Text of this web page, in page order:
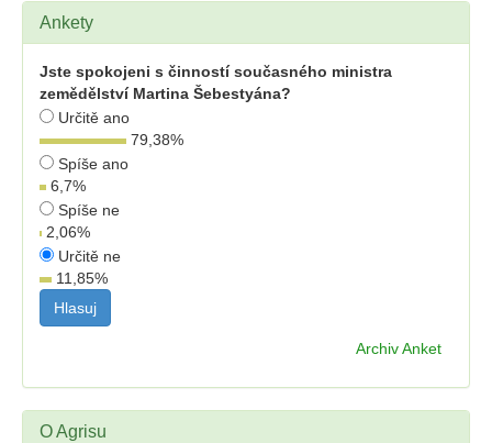
Ankety
Jste spokojeni s činností současného ministra
zemědělství Martina Šebestyána?
Určitě ano
79,38%
Spíše ano
6,7%
Spíše ne
2,06%
Určitě ne
11,85%
Archiv Anket
O Agrisu